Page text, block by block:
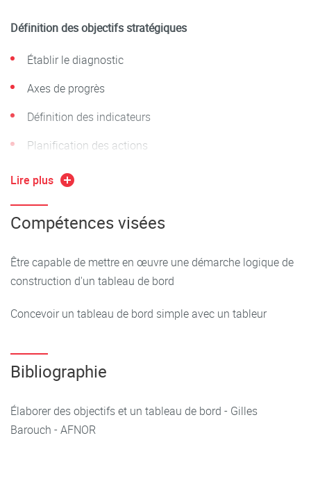
Définition des objectifs stratégiques
Établir le diagnostic
Axes de progrès
Définition des indicateurs
Planification des actions
Concevoir le tableau de bord
Mise en application avec Excel
Lire plus
Compétences visées
Être capable de mettre en œuvre une démarche logique de
construction d'un tableau de bord
Concevoir un tableau de bord simple avec un tableur
Bibliographie
Élaborer des objectifs et un tableau de bord - Gilles
Barouch - AFNOR